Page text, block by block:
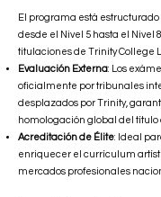
El programa está
desde el Nivel 5 hasta el Nivel
titulaciones de Trinity College
Evaluación Externa: Los
oficialmente por tribunales
desplazados por Trinity,
homologación global del título
Acreditación de Élite: Ideal
enriquecer el currículum
mercados profesionales